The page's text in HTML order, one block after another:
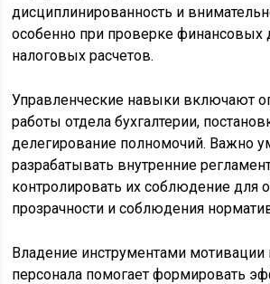
дисциплинированность и
особенно при проверке финансовых
налоговых расчетов.
Управленческие навыки включают
работы отдела бухгалтерии,
делегирование полномочий. Важно
разрабатывать внутренние
контролировать их соблюдение для
прозрачности и соблюдения
Владение инструментами мотивации
персонала помогает формировать